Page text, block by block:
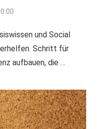
und Social
Schritt für
aufbauen, die …